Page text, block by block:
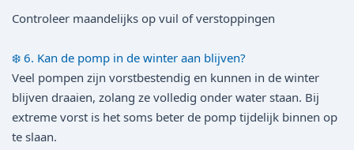
Controleer maandelijks op vuil of verstoppingen
❄️ 6. Kan de pomp in de winter aan blijven?
Veel pompen zijn vorstbestendig en kunnen in de winter
blijven draaien, zolang ze volledig onder water staan. Bij
extreme vorst is het soms beter de pomp tijdelijk binnen op
te slaan.